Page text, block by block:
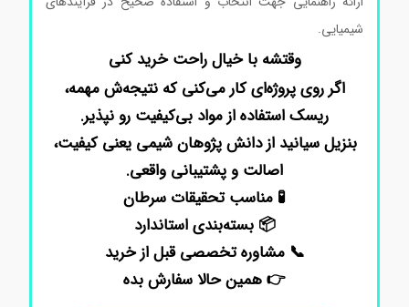
شیمیایی.
وقتشه با خیال راحت خرید کنی
اگر روی پروژه‌ای کار می‌کنی که نتیجه‌ش مهمه،
ریسک استفاده از مواد بی‌کیفیت رو نپذیر.
بنزیل سیانید از دانش پژوهان شیمی یعنی کیفیت،
اصالت و پشتیبانی واقعی.
🧪 مناسب تحقیقات سرطان
📦 بسته‌بندی استاندارد
📞 مشاوره تخصصی قبل از خرید
👉 همین حالا سفارش بده